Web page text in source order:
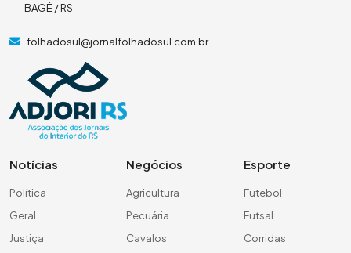
BAGÉ / RS
folhadosul@jornalfolhadosul.com.br
Notícias
Política
Geral
Justiça
Negócios
Agricultura
Pecuária
Cavalos
Esporte
Futebol
Futsal
Corridas